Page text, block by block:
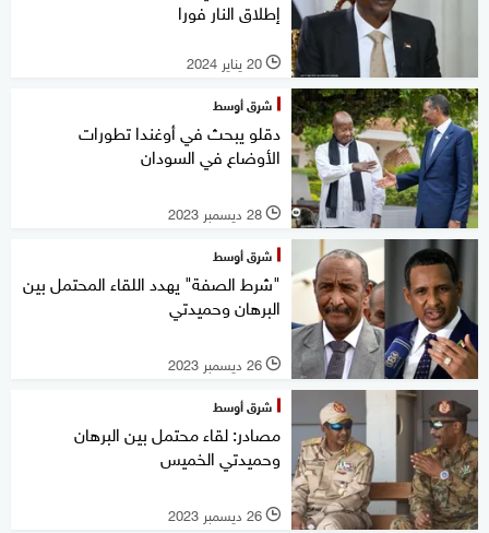
إطلاق النار فورا
l 20 يناير 2024
شرق أوسط
دقلو يبحث في أوغندا تطورات
الأوضاع في السودان
l 28 ديسمبر 2023
شرق أوسط
"شرط الصفة" يهدد اللقاء المحتمل بين
البرهان وحميدتي
l 26 ديسمبر 2023
شرق أوسط
مصادر: لقاء محتمل بين البرهان
وحميدتي الخميس
l 26 ديسمبر 2023